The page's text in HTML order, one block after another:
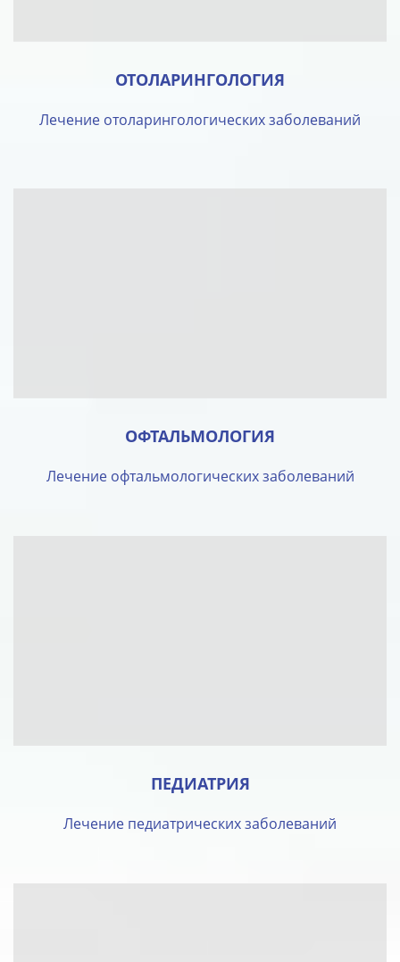
ОТОЛАРИНГОЛОГИЯ
Лечение отоларингологических заболеваний
ОФТАЛЬМОЛОГИЯ
Лечение офтальмологических заболеваний
ПЕДИАТРИЯ
Лечение педиатрических заболеваний